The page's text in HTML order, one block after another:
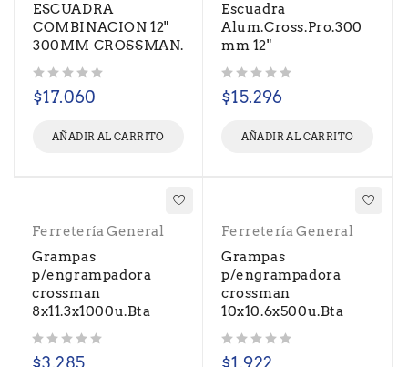
ESCUADRA
COMBINACION 12"
300MM CROSSMAN.
$17.060
AÑADIR AL CARRITO
Escuadra
Alum.Cross.Pro.300
mm 12"
$15.296
AÑADIR AL CARRITO
Ferretería General
Grampas
p/engrampadora
crossman
8x11.3x1000u.Bta
$3.285
Ferretería General
Grampas
p/engrampadora
crossman
10x10.6x500u.Bta
$1.922